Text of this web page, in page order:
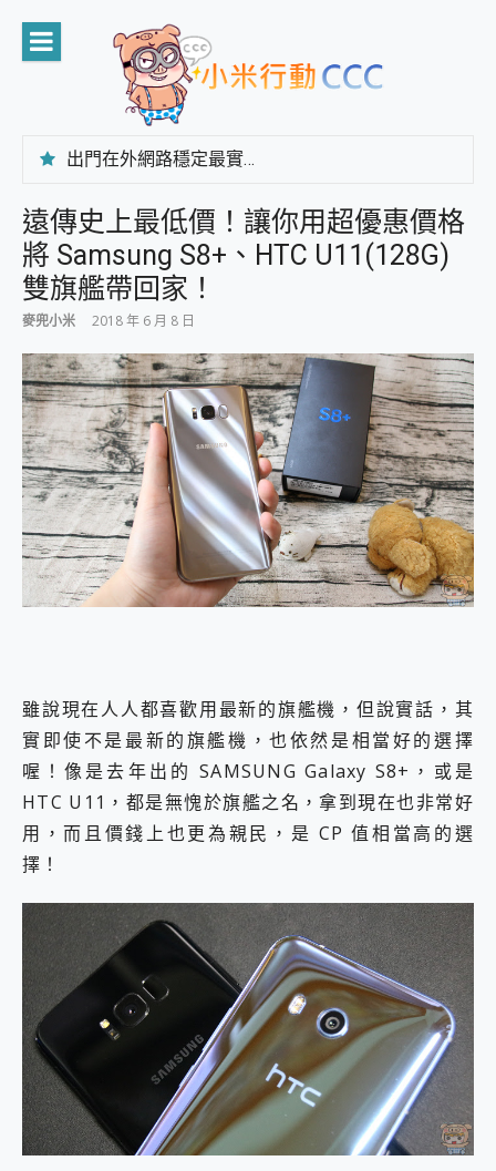
content
出門在外網路穩定最實在 「台灣大哥大」榮獲 4G/5G 在線率全球 NO.3 全台第一與全台六冠王實測心得，走到哪順到哪！
CP 值天花板~ Bongcom BS5 足球君開箱~ 短焦投影機 3千元就能擁有！ 折扣碼在這～
專為 PC上的 XBOX和掌機設計的 FireCuda X1070 SSD 固態硬碟開箱 評測
台灣製攝影機在這裡，100%全無線設計 SpotCam Solo Eco 太陽能防水雲端攝影機 SpotCam Solo 3 2.5K高畫質戶外攝影機 開箱 評測
AI 支付 一錶搞定大小事 Xiaomi Watch 5 開箱 評測
超驚艷 讓人一眼就愛上 LENOVO 聯想 Yoga Book 9 14吋 AI輕薄筆電 開箱 評測
美到讓人超想擁有 moto pad 60 系列 與 Moto | Swarovski razr 60 冰藍限定版本 開箱 評測
好用的 EaseUS Partition Master 讓您輕鬆的移除與格式化有防寫保護的隨身碟或SD卡
一鍵修復模糊影片、舊照的 AI 好幫手! VideoProc Converter AI 新版全解析 × 年末優惠，一篇全看懂
小朋友才做選擇 投影機 RGB藍牙音響 氛圍情境燈 我通通都要！ Starfish 2 幻彩膠囊投影機｜結合「 智慧投影 & 煥彩流動 」的沈浸式生活新體驗
外型超吸晴~ 給您絕佳操控體驗 GravaStar Mercury K1 系列 異星機械鍵盤與 Mercury X 系列 輕量無線電競滑鼠 開箱 評測
開箱~變身「蜘蛛人」椅子軍師！MSI MPG 491CQP QD-OLED 超寬曲面電競螢幕，多工辦公、爽度滿滿的終極桌面體驗
iPhone 17 系列 有認證的防護來囉！ imos 首家導入 UL MCV 行銷宣告驗證的手機配件品牌
DJI Osmo Pocket 3 爽爽帶回家 歡慶 EaseUS 21 週年到來，「Slogan 海報徵稿活動」好康大放送
小巧好吸不擋鏡頭 有Qi2認證的 ONPRO MagReact MXs2 5000mAh薄型磁吸無線急速行動電源 開箱 評測
超好用的 PLAUD NotePin AI 智慧錄音膠囊~ 您的AI 秘書已上線 每月免費送你 300分鐘轉寫
COMPUTEX 2025 來囉！AGI亞奇雷 AI・Gaming・創作儲存方案登場，趕快來AGI亞奇雷挑戰任務抽 PS5！
自帶線的 有線無線都能充 ONPRO MagReact M5 10000mAh 5合1 磁吸無線急速行動電源 開箱 評測
飛利浦 JS7310 ⚡【電急便｜行動儲能救車電源】 可靠的旅行夥伴！帶給您優異的安全性與強大供電效能
是螢幕也是電視! 一機超多用途「MSI微星 Modern MD272UPSW 27型」 4K IPS 輕薄商用智慧聯網螢幕 開箱 評測
您的專屬AI 助手 Yoga Slim 7 Aura Edition 觸控AI筆電 開箱 評測
realme 14 Pro 超硬軍規、冰感變色實測，realme 14 5G 遊戲戰鬥值爆表，效能x娛樂全都要！
好玩好拍 vivo V50 ~ 口袋裡的 Zeiss 潮流攝影棚!
給 MSI Claw 系列電競掌機 最完美的家 MSI Nest Docking Station 掌機專屬擴充底座 開箱 評測
B&O 精品級音響! Home+ 中嘉寬頻 SoundBox 劇院串流盒 開箱 評測
2億 APO蔡司長焦神機降臨~ vivo X200 Pro、vivo X200 就是這麼好拍
EaseUS Vocal Remover 免費線上去聲器一鍵去除人聲 人聲 音樂分離 2024 消除人聲推薦
3 個超值 MHN 飛人工具分享~~ iToolab AnyGo 魔物獵人 Now飛人 ios教學 不出門也可以到處走
Locawhere AnyTo 寶可夢飛人 AnyTo 不出門也可以飛遍全世界
小體積 40000mAh 超大容量 一次充5個設備 充好充滿 CUKTECH 酷態科 300W 微型充電站 開箱 評測
磁碟系統大風吹 有了 磁碟管理程式 EaseUS Partition Master 就是這麼簡單
遠傳史上最低價！讓你用超優惠價格
將 Samsung S8+、HTC U11(128G)
雙旗艦帶回家！
麥兜小米 2018 年 6 月 8 日
雖說現在人人都喜歡用最新的旗艦機，但說實話，其
實即使不是最新的旗艦機，也依然是相當好的選擇
喔！像是去年出的 SAMSUNG Galaxy S8+，或是
HTC U11，都是無愧於旗艦之名，拿到現在也非常好
用，而且價錢上也更為親民，是 CP 值相當高的選
擇！